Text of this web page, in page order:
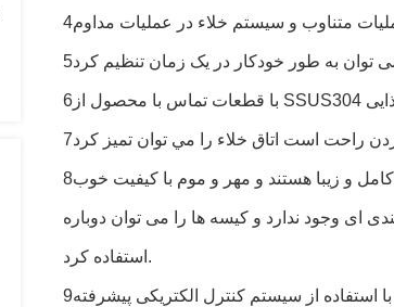
راحت است اتاق خلاء را مي توان تميز کرد
8با کیسه های از پیش ساخته شده، اتلاف مواد بسته بندی کم است. الگوها در کیسه ها کامل و زیبا هستند و مهر و موم با کیفیت خوب
وجود ندارد و کیسه ها را می توان دوباره
استفاده کرد.
9با استفاده از سیستم کنترل الکتریکی پیشرفته PLC و POD، این ماشین قادر به تنظیم زاویه و زمان قطعات پنوماتیک و رابط